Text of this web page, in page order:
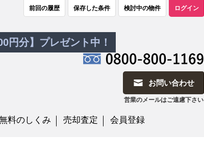
前回の履歴 保存した条件 検討中の物件 ログイン
円分】プレゼント中！
お問い合わせ
営業のメールはご遠慮下さい
料のしくみ 売却査定 会員登録